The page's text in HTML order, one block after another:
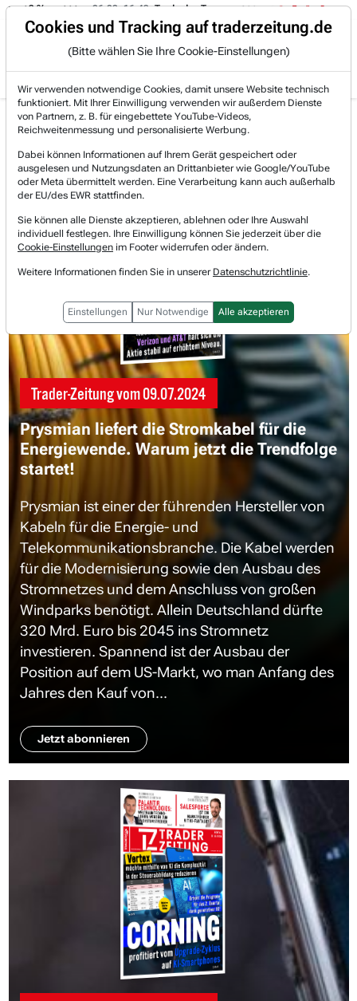
Trading-Room
06.08. 16:49 Trade des Tages 06.08. 16:44 Trade des Tages
Gratis Account Login
TOP STORYS
Trader-Zeitung vom09.07.2024
Prysmian liefert die Stromkabel für die
Energiewende. Warum jetzt die Trendfolge
startet!
Prysmian ist einer der führenden Hersteller von
Kabeln für die Energie- und
Telekommunikationsbranche. Die Kabel werden
für die Modernisierung sowie den Ausbau des
Stromnetzes und dem Anschluss von großen
Windparks benötigt. Allein Deutschland dürfte
320 Mrd. Euro bis 2045 ins Stromnetz
investieren. Spannend ist der Ausbau der
Position auf dem US-Markt, wo man Anfang des
Jahres den Kauf von...
Jetzt abonnieren
Cookies und Tracking auf traderzeitung.de
(Bitte wählen Sie Ihre Cookie-Einstellungen)
Wir verwenden notwendige Cookies, damit unsere Website technisch
funktioniert. Mit Ihrer Einwilligung verwenden wir außerdem Dienste
von Partnern, z. B. für eingebettete YouTube-Videos,
Reichweitenmessung und personalisierte Werbung.
Dabei können Informationen auf Ihrem Gerät gespeichert oder
ausgelesen und Nutzungsdaten an Drittanbieter wie Google/YouTube
oder Meta übermittelt werden. Eine Verarbeitung kann auch außerhalb
der EU/des EWR stattfinden.
Sie können alle Dienste akzeptieren, ablehnen oder Ihre Auswahl
individuell festlegen. Ihre Einwilligung können Sie jederzeit über die
Cookie-Einstellungen im Footer widerrufen oder ändern.
Weitere Informationen finden Sie in unserer Datenschutzrichtlinie.
Einstellungen Nur Notwendige Alle akzeptieren